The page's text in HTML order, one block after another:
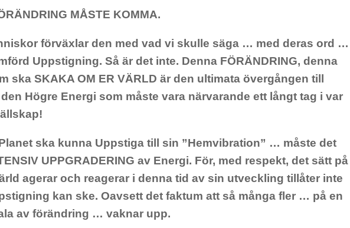
MÅSTE KOMMA.
förväxlar den med vad vi skulle säga … med deras ord …
Uppstigning. Så är det inte. Denna FÖRÄNDRING, denna
ska SKAKA OM ER VÄRLD är den ultimata övergången till
Högre Energi som måste vara närvarande ett långt tag i var
ska kunna Uppstiga till sin ”Hemvibration” … måste det
UPPGRADERING av Energi. För, med respekt, det sätt på
agerar och reagerar i denna tid av sin utveckling tillåter inte
kan ske. Oavsett det faktum att så många fler … på en
av förändring … vaknar upp.